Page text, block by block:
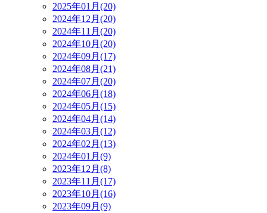
2025年01月(20)
2024年12月(20)
2024年11月(20)
2024年10月(20)
2024年09月(17)
2024年08月(21)
2024年07月(20)
2024年06月(18)
2024年05月(15)
2024年04月(14)
2024年03月(12)
2024年02月(13)
2024年01月(9)
2023年12月(8)
2023年11月(17)
2023年10月(16)
2023年09月(9)